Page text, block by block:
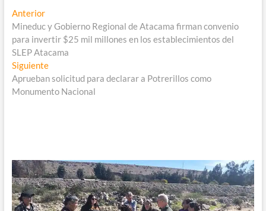
Navegación
de
entradas
AnteriorEntrada
anterior:
Mineduc y Gobierno Regional de Atacama firman convenio
para invertir $25 mil millones en los establecimientos del
SLEP Atacama
SiguienteEntrada
siguiente:
Aprueban solicitud para declarar a Potrerillos como
Monumento Nacional